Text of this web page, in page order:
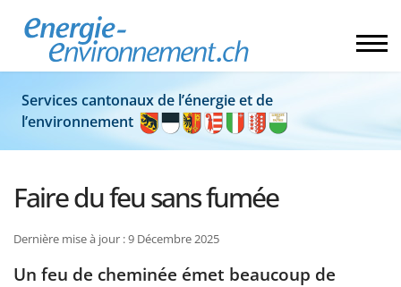
Services cantonaux de l’énergie et de
l’environnement
Faire du feu sans fumée
Dernière mise à jour : 9 Décembre 2025
Un feu de cheminée émet beaucoup de